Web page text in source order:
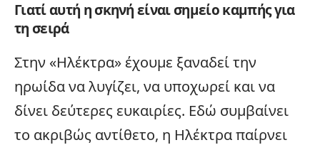
Γιατί αυτή η σκηνή είναι σημείο καμπής για
τη σειρά
Στην «Ηλέκτρα» έχουμε ξαναδεί την
ηρωίδα να λυγίζει, να υποχωρεί και να
δίνει δεύτερες ευκαιρίες. Εδώ συμβαίνει
το ακριβώς αντίθετο, η Ηλέκτρα παίρνει